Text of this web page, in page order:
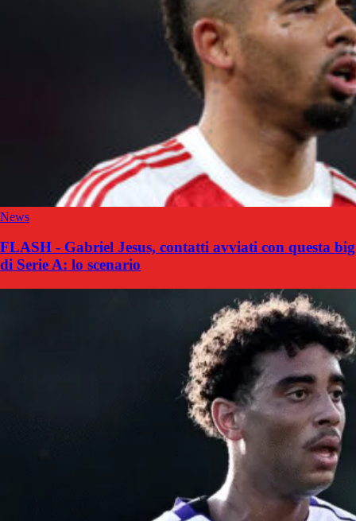
News
FLASH - Gabriel Jesus, contatti avviati con questa big
di Serie A: lo scenario